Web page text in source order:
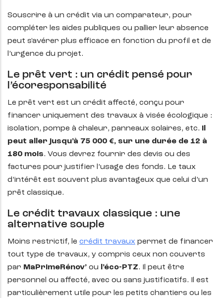
Souscrire à un crédit via un comparateur, pour
compléter les aides publiques ou pallier leur absence
peut s'avérer plus efficace en fonction du profil et de
l’urgence du projet.
Le prêt vert : un crédit pensé pour
l’écoresponsabilité
Le prêt vert est un crédit affecté, conçu pour
financer uniquement des travaux à visée écologique :
isolation, pompe à chaleur, panneaux solaires, etc.
peut aller jusqu’à 75 000 €, sur une durée de 12 à
180 mois. Vous devrez fournir des devis ou des
factures pour justifier l’usage des fonds. Le taux
d’intérêt est souvent plus avantageux que celui d’un
prêt classique.
Le crédit travaux classique : une
alternative souple
Moins restrictif, le crédit travaux permet de financer
tout type de travaux, y compris ceux non couverts
par MaPrimeRénov’ ou l’éco-PTZ. Il peut être
personnel ou affecté, avec ou sans justificatifs. Il est
particulièrement utile pour les petits chantiers ou les